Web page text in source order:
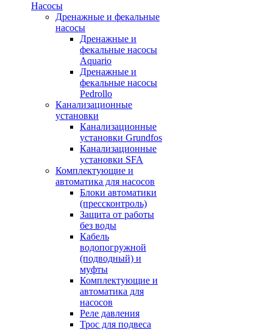
Насосы
Дренажные и фекальные
насосы
Дренажные и
фекальные насосы
Aquario
Дренажные и
фекальные насосы
Pedrollo
Канализационные
установки
Канализационные
установки Grundfos
Канализационные
установки SFA
Комплектующие и
автоматика для насосов
Блоки автоматики
(прессконтроль)
Защита от работы
без воды
Кабель
водопогружной
(подводный) и
муфты
Комплектующие и
автоматика для
насосов
Реле давления
Трос для подвеса